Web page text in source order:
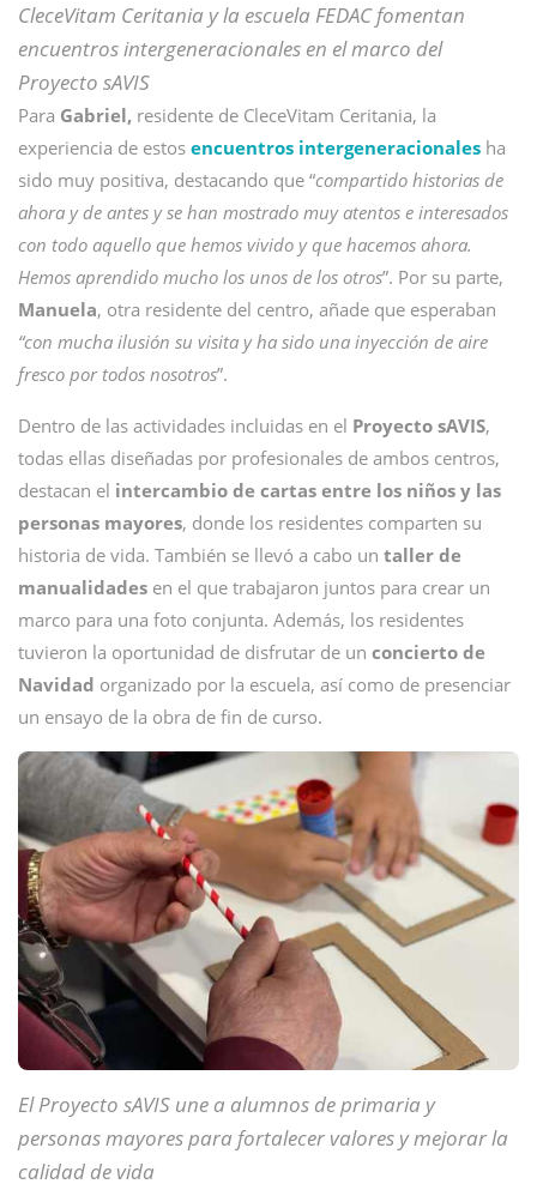
CleceVitam Ceritania y la escuela FEDAC fomentan
encuentros intergeneracionales en el marco del
Proyecto sAVIS
Para Gabriel, residente de CleceVitam Ceritania, la
experiencia de estos encuentros intergeneracionales ha
sido muy positiva, destacando que “compartido historias de
ahora y de antes y se han mostrado muy atentos e interesados
con todo aquello que hemos vivido y que hacemos ahora.
Hemos aprendido mucho los unos de los otros”. Por su parte,
Manuela, otra residente del centro, añade que esperaban
“con mucha ilusión su visita y ha sido una inyección de aire
fresco por todos nosotros”.
Dentro de las actividades incluidas en el Proyecto sAVIS,
todas ellas diseñadas por profesionales de ambos centros,
destacan el intercambio de cartas entre los niños y las
personas mayores, donde los residentes comparten su
historia de vida. También se llevó a cabo un taller de
manualidades en el que trabajaron juntos para crear un
marco para una foto conjunta. Además, los residentes
tuvieron la oportunidad de disfrutar de un concierto de
Navidad organizado por la escuela, así como de presenciar
un ensayo de la obra de fin de curso.
El Proyecto sAVIS une a alumnos de primaria y
personas mayores para fortalecer valores y mejorar la
calidad de vida